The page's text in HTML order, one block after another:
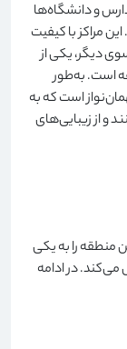
و دانشگاه‌ها
مراکز با کیفیت
دیگر، یکی از
است. به‌طور
است که به
و از زیبایی‌های
منطقه را به یکی
می‌کند. در ادامه